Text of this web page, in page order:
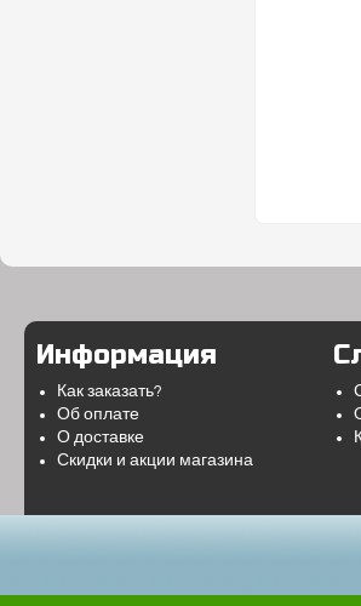
Информация
Как заказать?
Об оплате
О доставке
Скидки и акции магазина